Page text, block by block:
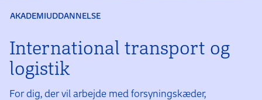
AKADEMIUDDANNELSE
International transport og
logistik
For dig, der vil arbejde med forsyningskæder,